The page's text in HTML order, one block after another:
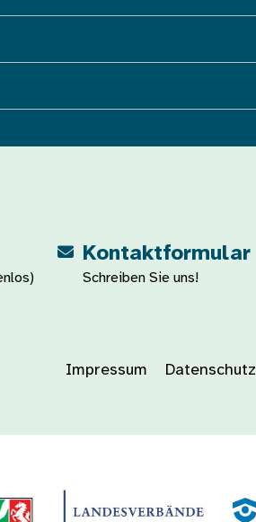
Kontaktformular
Schreiben Sie uns!
Impressum Datenschutz